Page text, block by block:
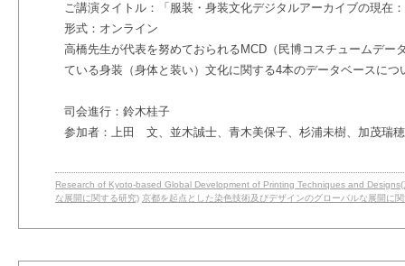
ご講演タイトル：「服装・身装文化デジタルアーカイブの現在
形式：オンライン
高橋先生が代表を努めておられるMCD（民博コスチュームデー
ている身装（身体と装い）文化に関する4本のデータベースに
司会進行：鈴木桂子
参加者：上田 文、並木誠士、青木美保子、杉浦未樹、加茂瑞
Research of Kyoto-based Global Development of Printing Techniques and Designs(
な展開に関する研究) 京都を起点とした染色技術及びデザインのグローバルな展開に